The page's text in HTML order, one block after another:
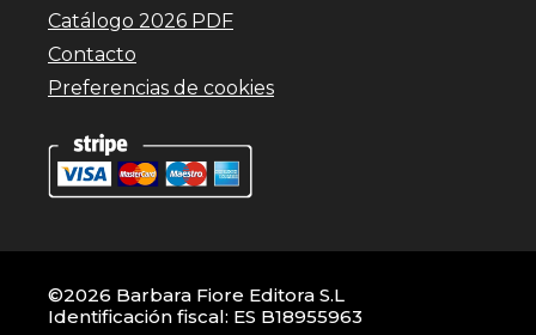
Catálogo 2026 PDF
Contacto
Preferencias de cookies
©2026 Barbara Fiore Editora S.L
Identificación fiscal: ES B18955963